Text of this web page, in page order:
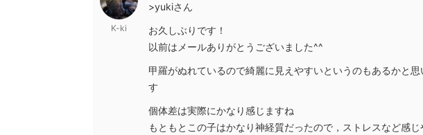
K-ki
>yukiさん
お久しぶりです！
以前はメールありがとうございました^^
甲羅がぬれているので綺麗に見えやすいというのもあるかと
す
個体差は実際にかなり感じますね
もともとこの子はかなり神経質だったので，ストレスなど感